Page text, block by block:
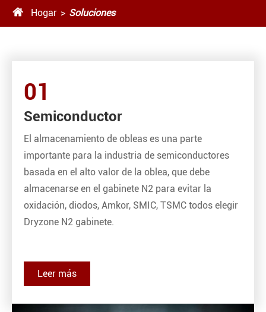
 Hogar Soluciones
01
Semiconductor
El almacenamiento de obleas es una parte
importante para la industria de semiconductores
basada en el alto valor de la oblea, que debe
almacenarse en el gabinete N2 para evitar la
oxidación, diodos, Amkor, SMIC, TSMC todos elegir
Dryzone N2 gabinete.
Leer más